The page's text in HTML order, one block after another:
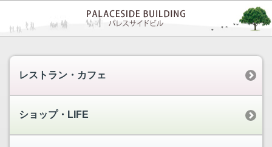
レストラン・カフェ
ショップ・LIFE